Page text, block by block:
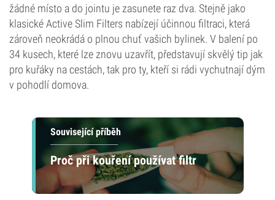
žádné místo a do jointu je zasunete raz dva. Stejně jako
klasické Active Slim Filters nabízejí účinnou filtraci, která
zároveň neokrádá o plnou chuť vašich bylinek. V balení po
34 kusech, které lze znovu uzavřít, představují skvělý tip jak
pro kuřáky na cestách, tak pro ty, kteří si rádi vychutnají dým
v pohodlí domova.
Související příběh
Proč při kouření používat filtr